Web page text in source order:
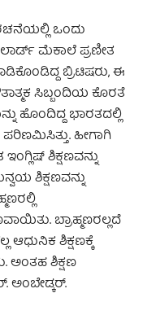
ಒಂದು
ಲಾರ್ಡ್ ಮೆಕಾಲೆ ಪ್ರಣೀತ
ಬ್ರಿಟಿಷರು, ಈ
ಸಿಬ್ಬಂದಿಯ ಕೊರತೆ
ಹೊಂದಿದ್ದ ಭಾರತದಲ್ಲಿ
ಹೀಗಾಗಿ
ಶಿಕ್ಷಣವನ್ನು
ಶಿಕ್ಷಣವನ್ನು
ಬ್ರಾಹ್ಮಣರಲ್ಲದೆ
ಆಧುನಿಕ ಶಿಕ್ಷಣಕ್ಕೆ
ಅಂತಹ ಶಿಕ್ಷಣ
ಅಂಬೇಡ್ಕರ್.